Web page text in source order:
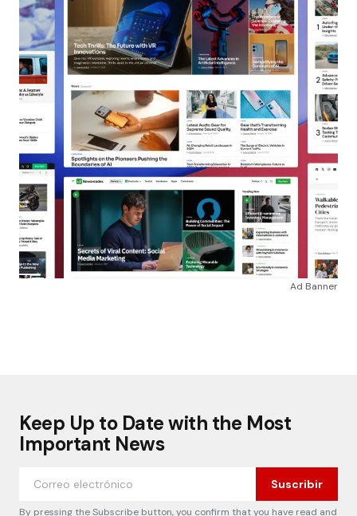
Ad Banner
Keep Up to Date with the Most
Important News
Suscribir
By pressing the Subscribe button, you confirm that you have read and